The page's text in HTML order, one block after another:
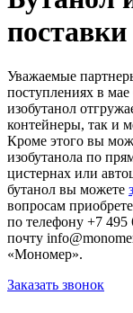
Уважаемые
поступлениях в мае
изобутанол
контейнеры, так и
Кроме этого вы
изобутанола по
цистернах или
бутанол вы можете
вопросам
по телефону +7 495
почту
«Мономер».
Заказать звонок